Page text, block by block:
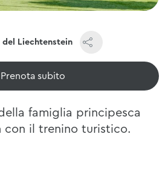
Liechtenstein
Prenota subito
famiglia principesca
con il trenino turistico.